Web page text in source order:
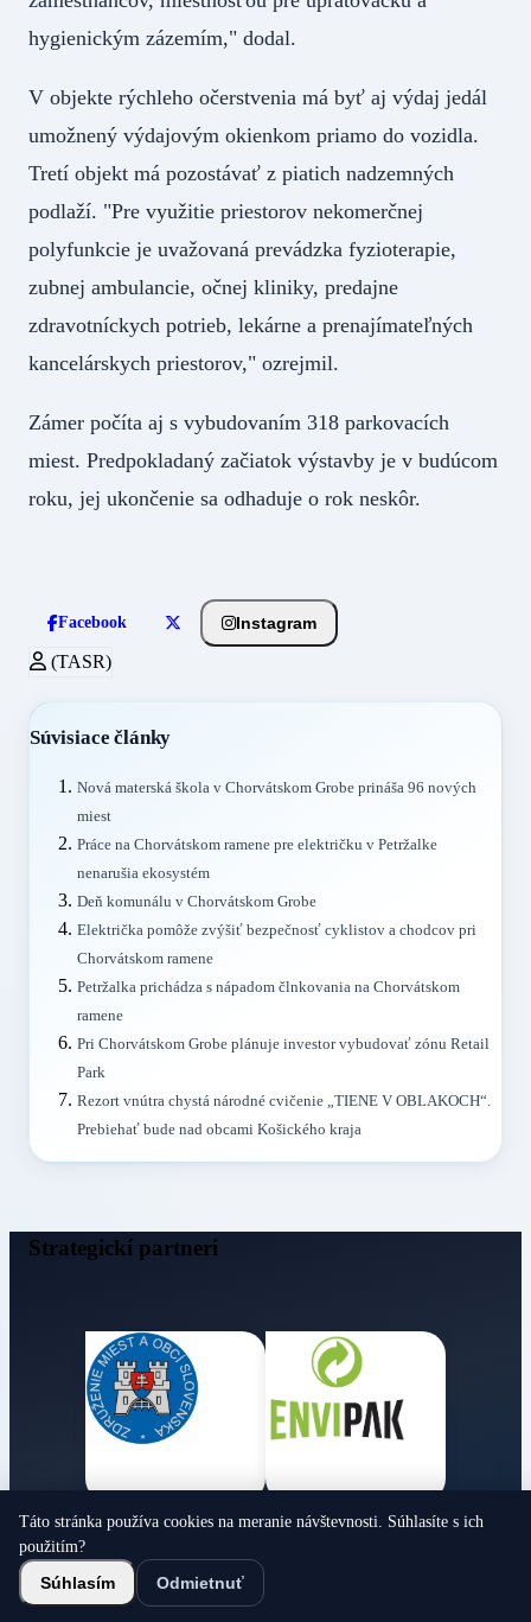
hygienickým zázemím," dodal.
V objekte rýchleho očerstvenia má byť aj výdaj jedál
umožnený výdajovým okienkom priamo do vozidla.
Tretí objekt má pozostávať z piatich nadzemných
podlaží. "Pre využitie priestorov nekomerčnej
polyfunkcie je uvažovaná prevádzka fyzioterapie,
zubnej ambulancie, očnej kliniky, predajne
zdravotníckych potrieb, lekárne a prenajímateľných
kancelárskych priestorov," ozrejmil.
Zámer počíta aj s vybudovaním 318 parkovacích
miest. Predpokladaný začiatok výstavby je v budúcom
roku, jej ukončenie sa odhaduje o rok neskôr.
Facebook Instagram
(TASR)
Súvisiace články
Nová materská škola v Chorvátskom Grobe prináša 96 nových
miest
Práce na Chorvátskom ramene pre električku v Petržalke
nenarušia ekosystém
Deň komunálu v Chorvátskom Grobe
Električka pomôže zvýšiť bezpečnosť cyklistov a chodcov pri
Chorvátskom ramene
Petržalka prichádza s nápadom člnkovania na Chorvátskom
ramene
Pri Chorvátskom Grobe plánuje investor vybudovať zónu Retail
Park
Rezort vnútra chystá národné cvičenie „TIENE V OBLAKOCH“.
Prebiehať bude nad obcami Košického kraja
Strategickí partneri
Obecné noviny
© 2026 Všetky práva vyhradené
Táto stránka používa cookies na meranie návštevnosti. Súhlasíte s ich
použitím?
Súhlasím Odmietnuť